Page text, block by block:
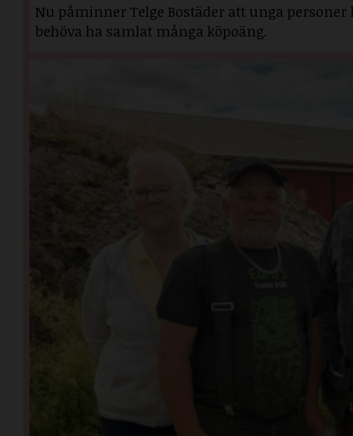
Nu påminner Telge Bostäder att unga
behöva ha samlat många köpoäng.